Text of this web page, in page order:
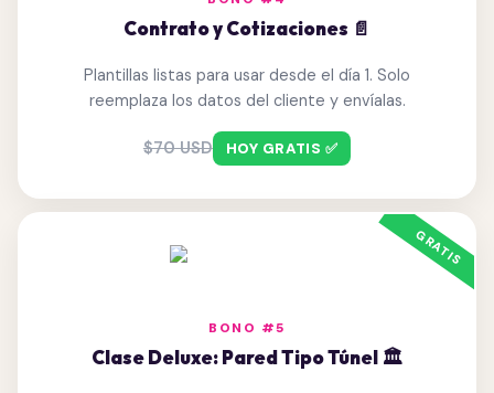
Contrato y Cotizaciones 📄
Plantillas listas para usar desde el día 1. Solo
reemplaza los datos del cliente y envíalas.
$70 USD HOY GRATIS ✅
BONO #5
Clase Deluxe: Pared Tipo Túnel 🏛️